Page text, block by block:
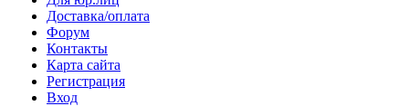
Доставка/оплата
Форум
Контакты
Карта сайта
Регистрация
Вход